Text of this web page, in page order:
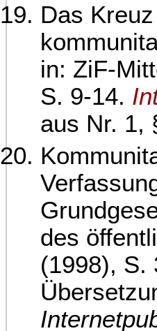
Das
in: ZiF-
S. 9-14.
aus Nr. 1,
des
(1998), S.